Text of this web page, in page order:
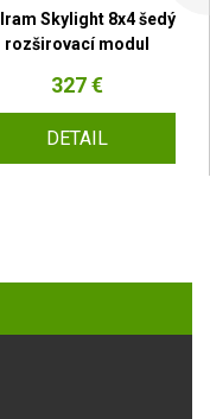
Skylight 8x4 šedý
rozširovací modul
327 €
DETAIL